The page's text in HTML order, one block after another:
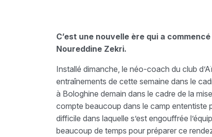
C’est une nouvelle ère qui a
Noureddine Zekri.
Installé dimanche, le néo-coach du club
entraînements de cette semaine dans le
à Bologhine demain dans le cadre de la
compte beaucoup dans le camp ententiste
difficile dans laquelle s’est engouffrée
beaucoup de temps pour préparer ce